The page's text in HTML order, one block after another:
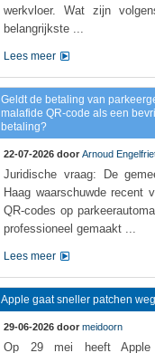
werkvloer. Wat zijn
belangrijkste ...
Lees meer
Geldt de betaling van
malafide QR-code als een
betaling?
22-07-2026 door Arnoud
Juridische vraag: De
Haag waarschuwde recent
QR-codes op
professioneel gemaakt ...
Lees meer
Apple gaat sneller patchen
29-06-2026 door meidoorn
Op 29 mei heeft Apple